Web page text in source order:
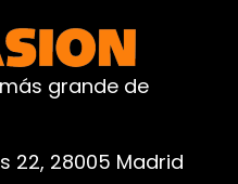
grande de
22, 28005 Madrid